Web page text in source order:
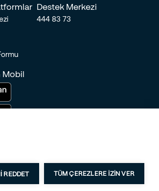
Mobil
Destek Merkezi
444 83 73
REDDET TÜM ÇEREZLERE IZIN VER